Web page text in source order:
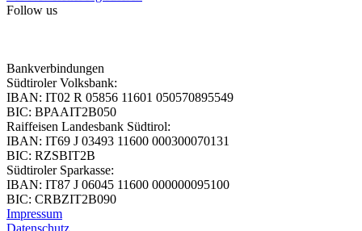
Follow us
Bankverbindungen
Südtiroler Volksbank:
IBAN: IT02 R 05856 11601 050570895549
BIC: BPAAIT2B050
Raiffeisen Landesbank Südtirol:
IBAN: IT69 J 03493 11600 000300070131
BIC: RZSBIT2B
Südtiroler Sparkasse:
IBAN: IT87 J 06045 11600 000000095100
BIC: CRBZIT2B090
Impressum